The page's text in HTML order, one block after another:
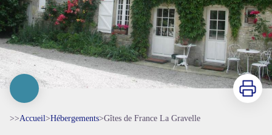
Imprimer
>>Accueil>Hébergements>Gîtes de France La Gravelle